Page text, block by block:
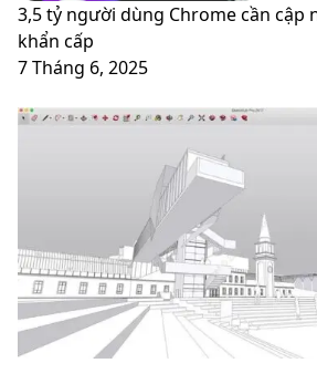
3,5 tỷ người dùng Chrome cần cập
khẩn cấp
7 Tháng 6, 2025